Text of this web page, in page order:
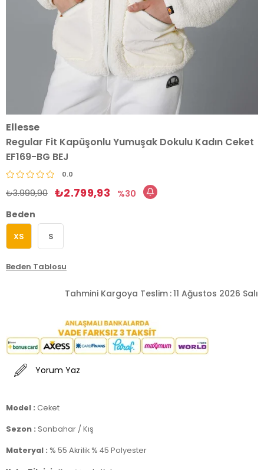
Ellesse
Regular Fit Kapüşonlu Yumuşak Dokulu Kadın Ceket
EF169-BG BEJ
0.0
₺3.999,90 ₺2.799,93
30
Beden
XS S
Beden Tablosu
Tahmini Kargoya Teslim :11 Ağustos 2026 Salı
Yorum Yaz
Model : Ceket
Sezon : Sonbahar / Kış
Materyal : % 55 Akrilik % 45 Polyester